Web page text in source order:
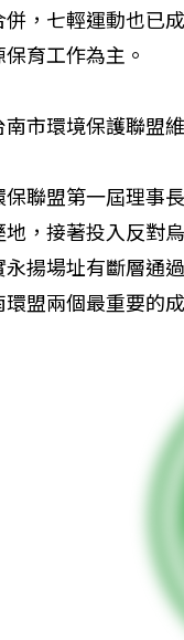
，七輕運動也已
育工作為主。
市環境保護聯盟
保聯盟第一屆理事
，接著投入反對
永揚場址有斷層通
盟兩個最重要的